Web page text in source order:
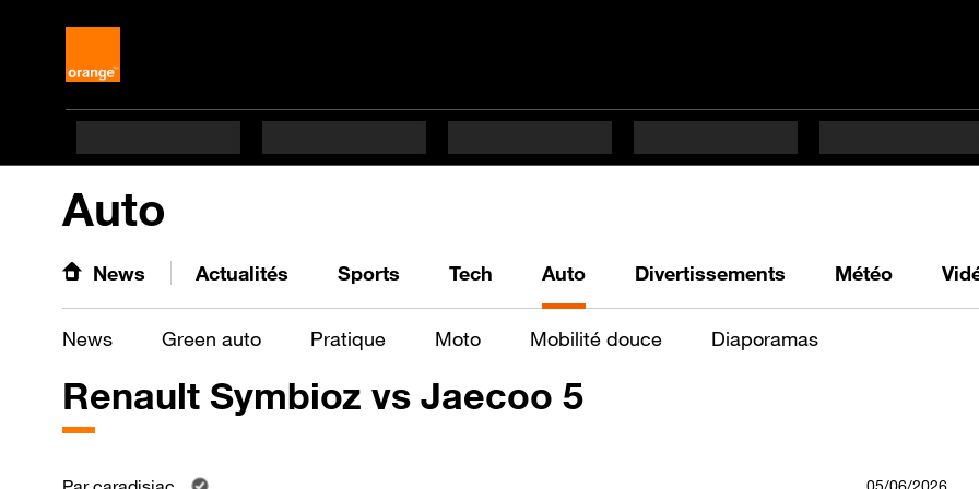
Auto
News Actualités Sports Tech Auto Divertissements Météo
News Green auto Pratique Moto Mobilité douce Diaporamas
Renault Symbioz vs Jaecoo 5
05/06/2026